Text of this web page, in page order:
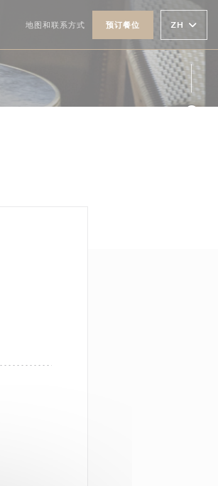
((在新窗口中打开))
((在新窗口中打开))
地图和联系方式 预订餐位 ZH